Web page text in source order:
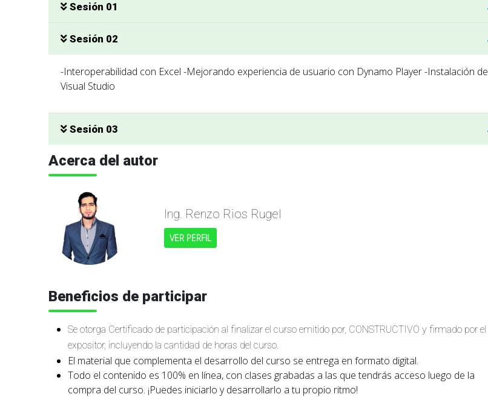
Sesión 01
Sesión 02
-Interoperabilidad con Excel -Mejorando experiencia de usuario con Dynamo Player -Instalación de
Visual Studio
Sesión 03
Acerca del autor
Ing. Renzo Rios Rugel
VER PERFIL
Beneficios de participar
Se otorga Certificado de participación al finalizar el curso emitido por, CONSTRUCTIVO y firmado por el
expositor, incluyendo la cantidad de horas del curso.
El material que complementa el desarrollo del curso se entrega en formato digital.
Todo el contenido es 100% en línea, con clases grabadas a las que tendrás acceso luego de la
compra del curso. ¡Puedes iniciarlo y desarrollarlo a tu propio ritmo!